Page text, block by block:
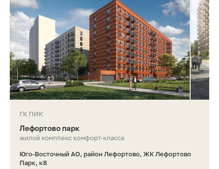
ГК ПИК
Лефортово парк
жилой комплекс комфорт-класса
Юго-Восточный АО, район Лефортово, ЖК Лефортово
Парк, к8